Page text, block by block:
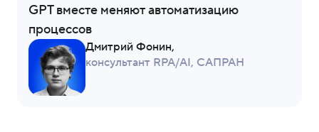
GPT вместе меняют автоматизацию
процессов
Дмитрий Фонин,
консультант RPA/AI, САПРАН